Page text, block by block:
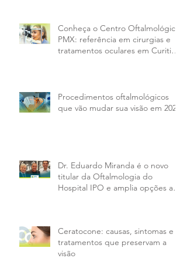
Conheça o Centro Oftalmológico
PMX: referência em cirurgias e
tratamentos oculares em Curitiba
Procedimentos oftalmológicos
que vão mudar sua visão em 2026
Dr. Eduardo Miranda é o novo
titular da Oftalmologia do
Hospital IPO e amplia opções aos
Ceratocone: causas, sintomas e
tratamentos que preservam a
visão